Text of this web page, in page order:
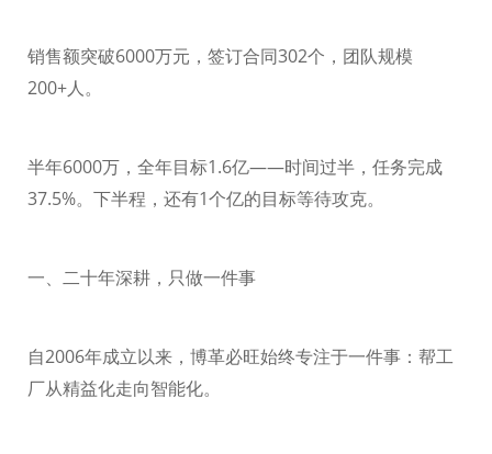
销售额突破6000万元 ， 签订合同302个， 团队规模
200+人。
半年6000万，全年目标1.6亿——时间过半，任务完成
37.5%。下半程，还有1个亿的目标等待攻克。
一、二十年深耕，只做一件事
自2006年成立以来，博革必旺始终专注于一件事：帮工
厂从精益化走向智能化。